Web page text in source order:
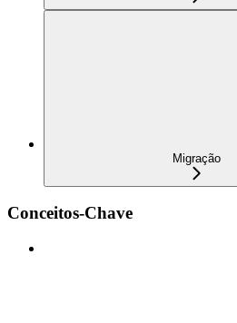
Migração
Conceitos-Chave